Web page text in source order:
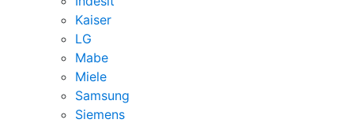
Kaiser
LG
Mabe
Miele
Samsung
Siemens